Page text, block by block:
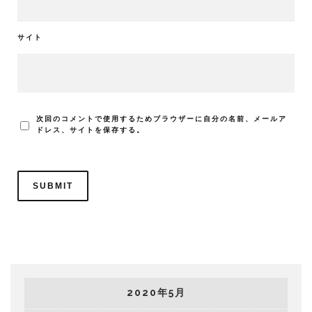
サイト
次回のコメントで使用するためブラウザーに自分の名前、メールア
ドレス、サイトを保存する。
2020年5月